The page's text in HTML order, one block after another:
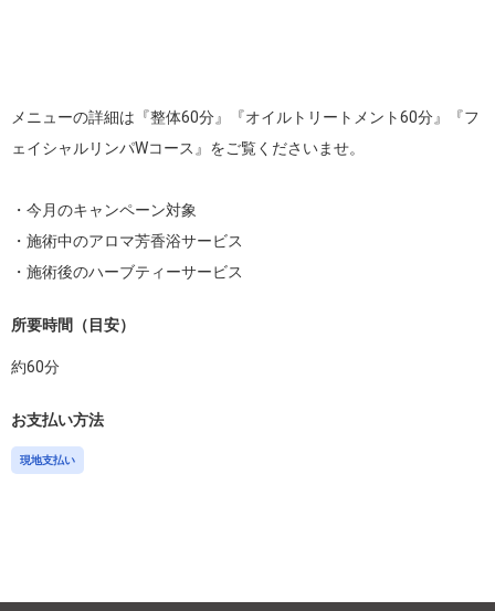
メニューの詳細は『整体60分』『オイルトリートメント60分』『フ
ェイシャルリンパWコース』をご覧くださいませ。
・今月のキャンペーン対象
・施術中のアロマ芳香浴サービス
・施術後のハーブティーサービス
所要時間（目安）
約60分
お支払い方法
現地支払い